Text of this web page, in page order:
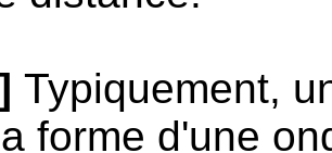
Typiquement,
forme d'une